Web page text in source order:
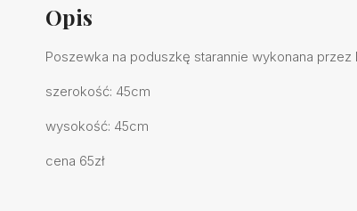
Opis
Poszewka na poduszkę starannie wykonana przez
szerokość: 45cm
wysokość: 45cm
cena 65zł